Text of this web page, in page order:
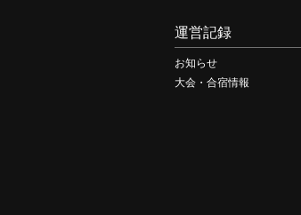
運営記録
お知らせ
大会・合宿情報